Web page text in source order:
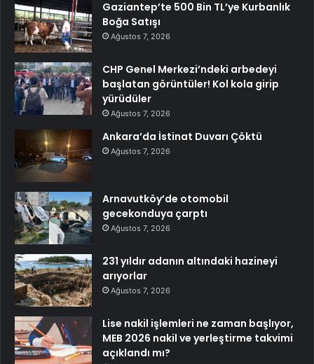
Gaziantep’te 500 Bin TL’ye Kurbanlık
Boğa Satışı
Ağustos 7, 2026
CHP Genel Merkezi’ndeki arbedeyi
başlatan görüntüler! Kol kola girip
yürüdüler
Ağustos 7, 2026
Ankara’da İstinat Duvarı Çöktü
Ağustos 7, 2026
Arnavutköy’de otomobil
gecekonduya çarptı
Ağustos 7, 2026
231 yıldır adanın altındaki hazineyi
arıyorlar
Ağustos 7, 2026
Lise nakil işlemleri ne zaman başlıyor,
MEB 2026 nakil ve yerleştirme takvimi
açıklandı mı?